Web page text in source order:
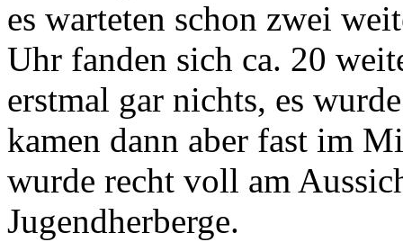
es warteten schon zwei
Uhr fanden sich ca. 20
erstmal gar nichts, es
kamen dann aber fast im
wurde recht voll am
Jugendherberge.